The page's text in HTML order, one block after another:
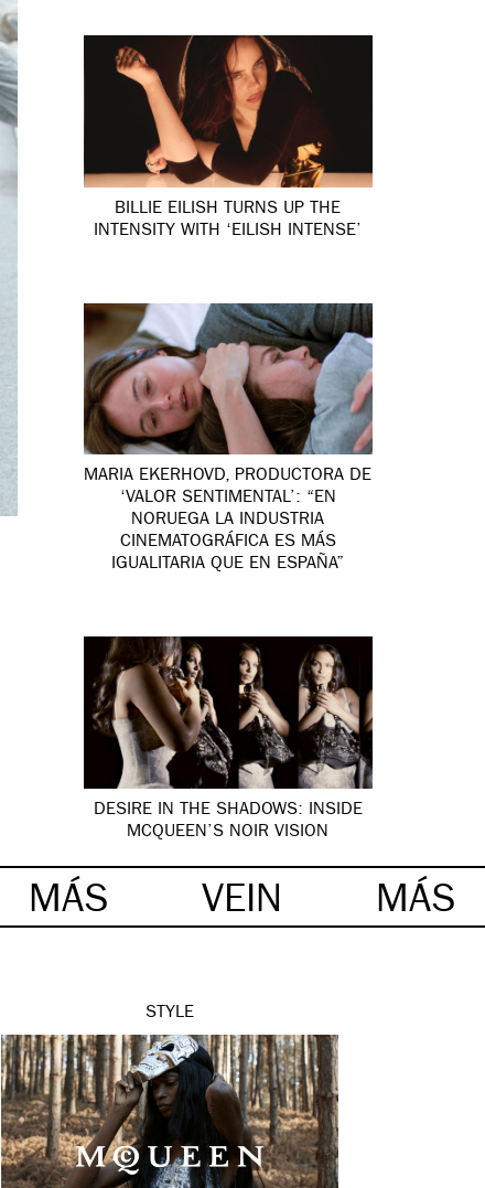
BILLIE EILISH TURNS UP THE
INTENSITY WITH ‘EILISH INTENSE’
MARIA EKERHOVD, PRODUCTORA DE
‘VALOR SENTIMENTAL’: “EN
NORUEGA LA INDUSTRIA
CINEMATOGRÁFICA ES MÁS
IGUALITARIA QUE EN ESPAÑA”
DESIRE IN THE SHADOWS: INSIDE
MCQUEEN’S NOIR VISION
MÁS VEIN MÁS
STYLE